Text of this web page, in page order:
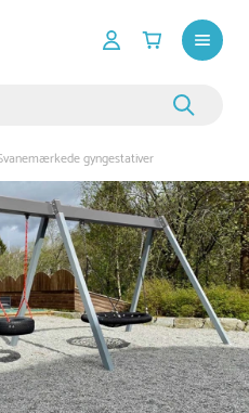
gyngestativer